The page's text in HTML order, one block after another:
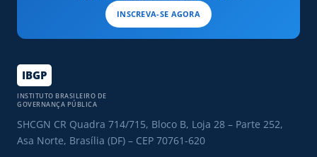
INSCREVA-SE AGORA
IBGP
INSTITUTO BRASILEIRO DE
GOVERNANÇA PÚBLICA
SHCGN CR Quadra 714/715, Bloco B, Loja 28 – Parte 252,
Asa Norte, Brasília (DF) – CEP 70761-620